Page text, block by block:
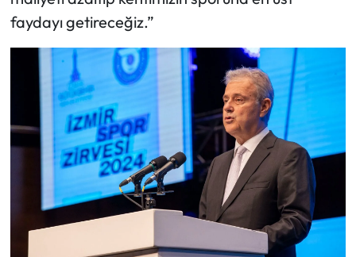
faydayı getireceğiz.”